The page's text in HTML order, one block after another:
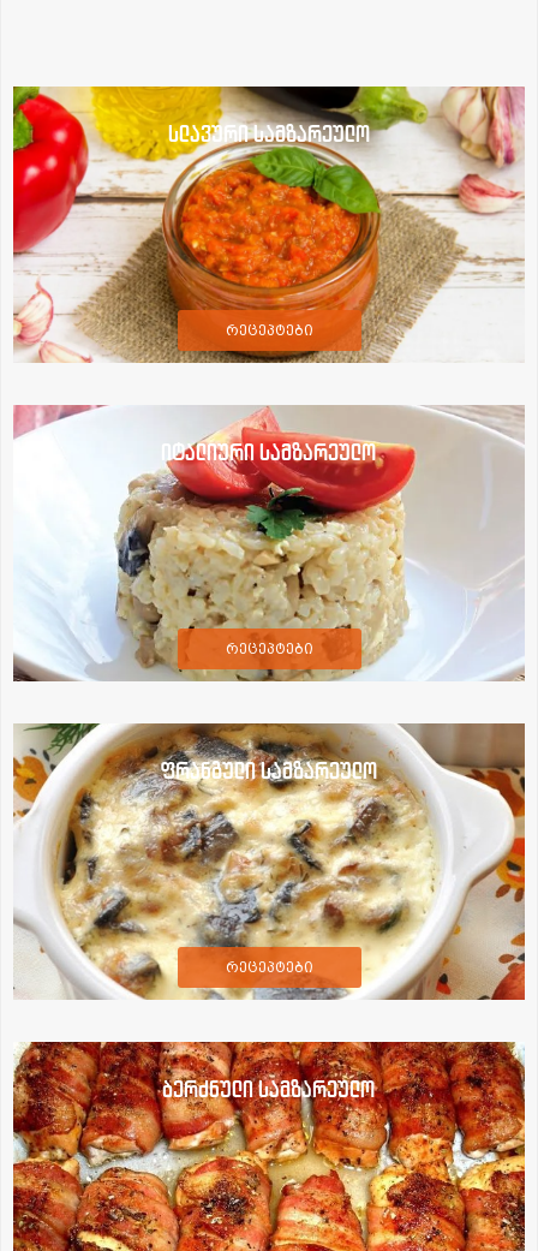
სლავური სამზარეულო
რეცეპტები
იტალიური სამზარეულო
რეცეპტები
ფრანგული სამზარეულო
რეცეპტები
ბერძნული სამზარეულო